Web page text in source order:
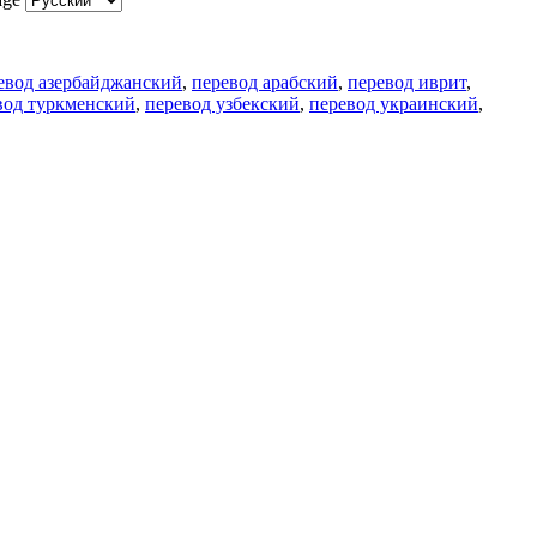
азербайджанский, перевод арабский, перевод иврит,
туркменский, перевод узбекский, перевод украинский,